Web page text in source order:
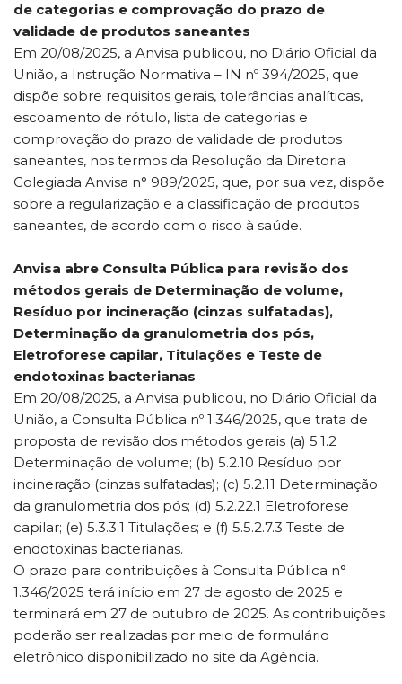
de categorias e comprovação do prazo de
validade de produtos saneantes
Em 20/08/2025, a Anvisa publicou, no Diário Oficial da
União, a Instrução Normativa – IN nº 394/2025, que
dispõe sobre requisitos gerais, tolerâncias analíticas,
escoamento de rótulo, lista de categorias e
comprovação do prazo de validade de produtos
saneantes, nos termos da Resolução da Diretoria
Colegiada Anvisa n° 989/2025, que, por sua vez, dispõe
sobre a regularização e a classificação de produtos
saneantes, de acordo com o risco à saúde.
Anvisa abre Consulta Pública para revisão dos
métodos gerais de Determinação de volume,
Resíduo por incineração (cinzas sulfatadas),
Determinação da granulometria dos pós,
Eletroforese capilar, Titulações e Teste de
endotoxinas bacterianas
Em 20/08/2025, a Anvisa publicou, no Diário Oficial da
União, a Consulta Pública nº 1.346/2025, que trata de
proposta de revisão dos métodos gerais (a) 5.1.2
Determinação de volume; (b) 5.2.10 Resíduo por
incineração (cinzas sulfatadas); (c) 5.2.11 Determinação
da granulometria dos pós; (d) 5.2.22.1 Eletroforese
capilar; (e) 5.3.3.1 Titulações; e (f) 5.5.2.7.3 Teste de
endotoxinas bacterianas.
O prazo para contribuições à Consulta Pública n°
1.346/2025 terá início em 27 de agosto de 2025 e
terminará em 27 de outubro de 2025. As contribuições
poderão ser realizadas por meio de formulário
eletrônico disponibilizado no site da Agência.